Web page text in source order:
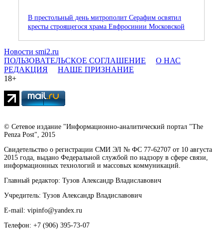
В престольный день митрополит Серафим освятил
кресты строящегося храма Евфросинии Московской
Новости smi2.ru
ПОЛЬЗОВАТЕЛЬСКОЕ СОГЛАШЕНИЕ
О НАС
РЕДАКЦИЯ
НАШЕ ПРИЗНАНИЕ
18+
© Сетевое издание "Информационно-аналитический портал "The
Penza Post", 2015
Свидетельство о регистрации СМИ ЭЛ № ФС 77-62707 от 10 августа
2015 года, выдано Федеральной службой по надзору в сфере связи,
информационных технологий и массовых коммуникаций.
Главный редактор: Тузов Александр Владиславович
Учредитель: Тузов Александр Владиславович
E-mail: vipinfo@yandex.ru
Телефон: +7 (906) 395-73-07